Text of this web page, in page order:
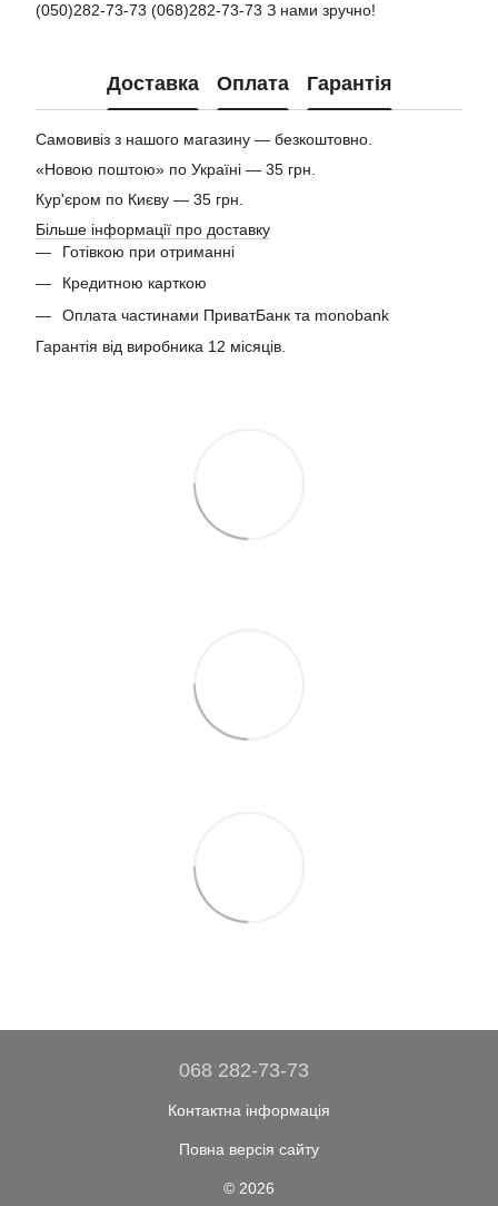
(050)282-73-73 (068)282-73-73 З нами зручно!
Доставка Оплата Гарантія
Самовивіз з нашого магазину — безкоштовно.
«Новою поштою» по Україні — 35 грн.
Кур'єром по Києву — 35 грн.
Більше інформації про доставку
Готівкою при отриманні
Кредитною карткою
Оплата частинами ПриватБанк та monobank
Гарантія від виробника 12 місяців.
068 282-73-73
Контактна інформація
Повна версія сайту
© 2026